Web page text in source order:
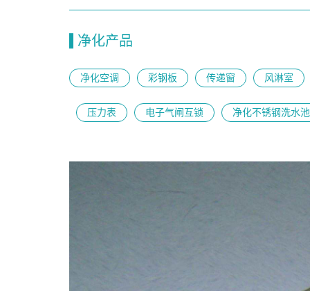
净化产品
净化空调 彩钢板 传递窗 风淋室
压力表 电子气闸互锁 净化不锈钢洗水池